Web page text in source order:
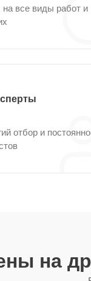
все виды работ и
отбор и
на